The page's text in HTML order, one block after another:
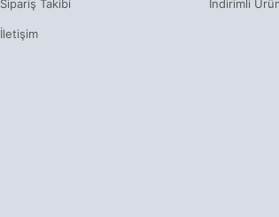
Sipariş Takibi
İletişim
İndirimli